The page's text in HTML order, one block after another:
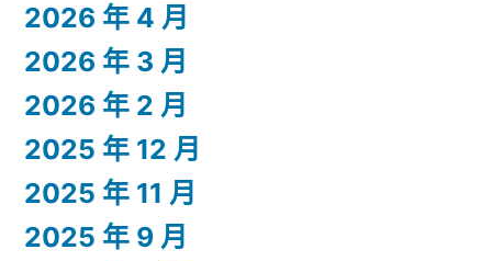
2026 年 4 月
2026 年 3 月
2026 年 2 月
2025 年 12 月
2025 年 11 月
2025 年 9 月